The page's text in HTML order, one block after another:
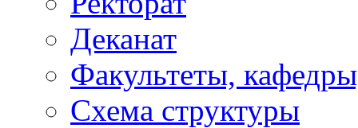
Деканат
Факультеты,
Схема структуры